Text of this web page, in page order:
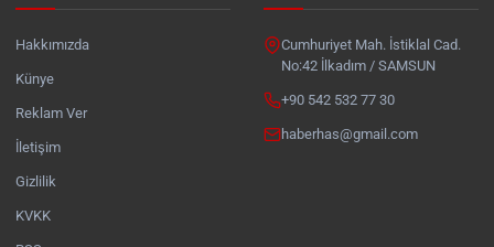
Hakkımızda
Künye
Reklam Ver
İletişim
Gizlilik
KVKK
Cumhuriyet Mah. İstiklal Cad.
No:42 İlkadım / SAMSUN
+90 542 532 77 30
haberhas@gmail.com